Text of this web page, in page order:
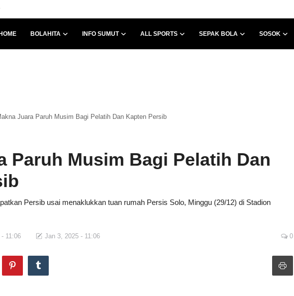
HOME BOLAHITA INFO SUMUT ALL SPORTS SEPAK BOLA SOSOK
Juara Paruh Musim Bagi Pelatih Dan Kapten Persib
Paruh Musim Bagi Pelatih Dan
Persib usai menaklukkan tuan rumah Persis Solo, Minggu (29/12) di Stadion
11:06 Jan 3, 2025 - 11:06 0